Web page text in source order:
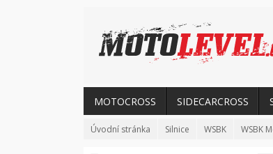
MOTOCROSS SIDECARCROSS
Úvodní stránka Silnice WSBK WSBK